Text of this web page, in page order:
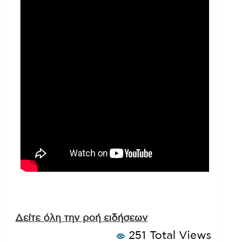
Δείτε όλη την ροή ειδήσεων
251 Total Views